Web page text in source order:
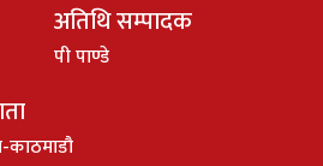
अतिथि सम्पादक
पी पाण्डे